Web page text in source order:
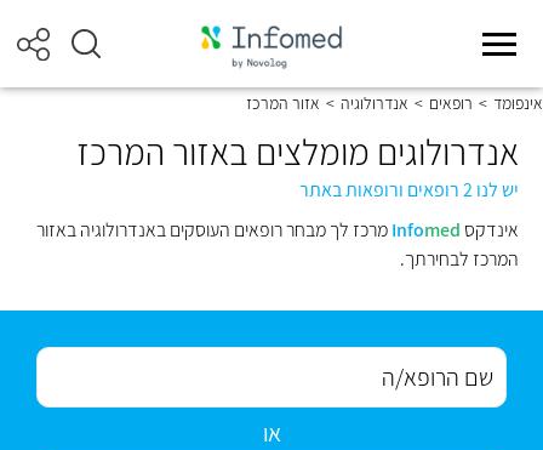
אינפומד > רופאים > אנדרולוגיה > אזור המרכז
אנדרולוגים מומלצים באזור המרכז
יש לנו 2 רופאים ורופאות באתר
אינדקס
Infomed
מרכז לך מבחר רופאים העוסקים באנדרולוגיה באזור
המרכז לבחירתך.
או